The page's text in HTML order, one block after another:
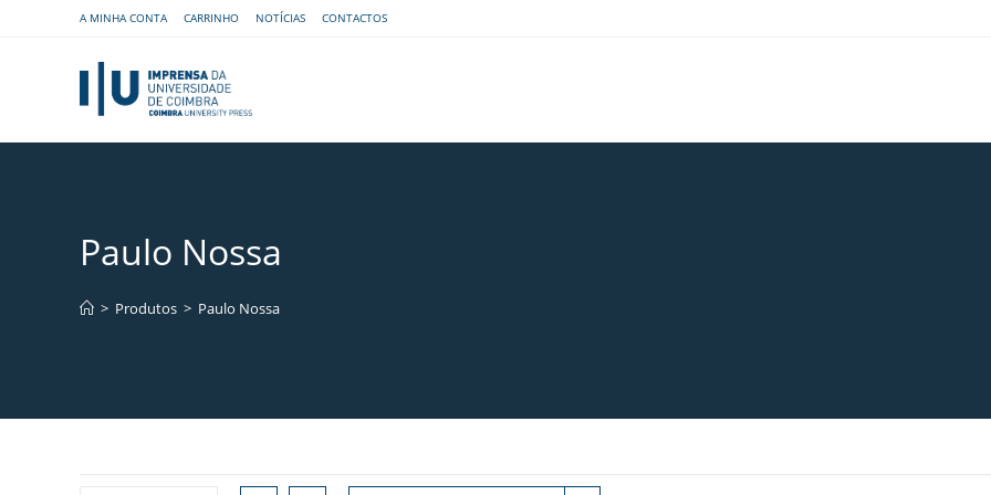
A MINHA CONTA CARRINHO NOTÍCIAS CONTACTOS
Paulo Nossa
> Produtos > Paulo Nossa